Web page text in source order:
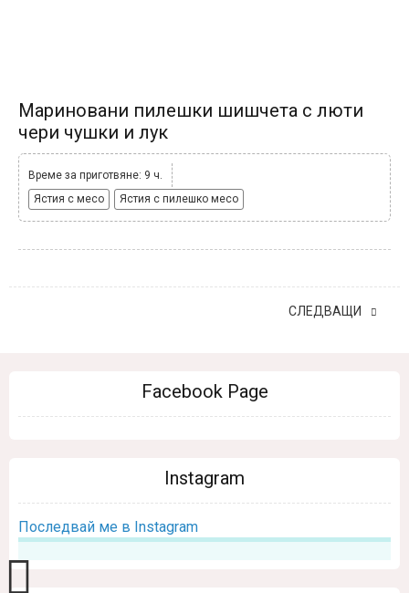
Мариновани пилешки шишчета с люти
чери чушки и лук
Време за приготвяне: 9 ч.
Ястия с месо
Ястия с пилешко месо
СЛЕДВАЩИ
Facebook Page
Instagram
Последвай ме в Instagram